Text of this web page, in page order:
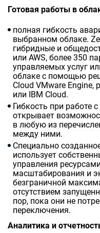
Готовая работы в
полная гибкость
выбранном облаке.
гибридные и
или AWS, более 350
управляемых услуг
облаке с помощью
Cloud VMware Engine,
или IBM Cloud.
Гибкость при работе
открывает
в любую из
между ними.
Специально
использует
управления
масштабирования и
безграничной
отсутствием
пор, пока они не
переключения.
Аналитика и